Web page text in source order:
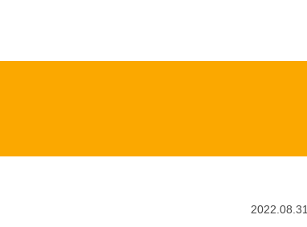
2022.08.31